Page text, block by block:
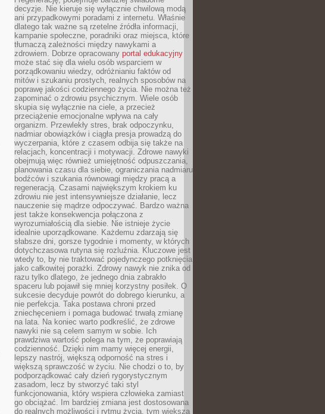
decyzje. Nie kieruje się wyłącznie chwilową modą
ani przypadkowymi poradami z internetu. Właśnie
dlatego tak ważne są rzetelne źródła informacji,
kampanie społeczne, poradniki oraz miejsca, które
tłumaczą zależności między nawykami a
zdrowiem. Dobrze opracowany portal edukacyjny
może stać się dla wielu osób wsparciem w
porządkowaniu wiedzy, odróżnianiu faktów od
mitów i szukaniu prostych, realnych sposobów na
poprawę jakości codziennego życia. Nie można też
zapominać o zdrowiu psychicznym. Wiele osób
skupia się wyłącznie na ciele, a przecież
przeciążenie emocjonalne wpływa na cały
organizm. Przewlekły stres, brak odpoczynku,
nadmiar obowiązków i ciągła presja prowadzą do
wyczerpania, które z czasem odbija się także na
relacjach, koncentracji i motywacji. Zdrowe nawyki
obejmują więc również umiejętność odpuszczania,
planowania czasu dla siebie, ograniczania nadmiaru
bodźców i szukania równowagi między pracą a
regeneracją. Czasami największym krokiem ku
zdrowiu nie jest intensywniejsze działanie, lecz
nauczenie się mądrze odpoczywać. Bardzo ważna
jest także konsekwencja połączona z
wyrozumiałością dla siebie. Nie istnieje życie
idealnie uporządkowane. Każdemu zdarzają się
słabsze dni, gorsze tygodnie i momenty, w których
dotychczasowa rutyna się rozluźnia. Kluczowe jest
wtedy to, by nie traktować pojedynczego potknięcia
jako całkowitej porażki. Zdrowy nawyk nie znika od
razu tylko dlatego, że jednego dnia zabrakło
spaceru lub pojawił się mniej korzystny posiłek. O
sukcesie decyduje powrót do dobrego kierunku, a
nie perfekcja. Taka postawa chroni przed
zniechęceniem i pomaga budować trwałą zmianę
na lata. Na koniec warto podkreślić, że zdrowe
nawyki nie są celem samym w sobie. Ich
prawdziwa wartość polega na tym, że poprawiają
codzienność. Dzięki nim mamy więcej energii,
lepszy nastrój, większą odporność na stres i
większą sprawczość w życiu. Nie chodzi o to, by
podporządkować cały dzień rygorystycznym
zasadom, lecz by stworzyć taki styl
funkcjonowania, który wspiera człowieka zamiast
go obciążać. Im bardziej zmiana jest dostosowana
do realnych możliwości i rytmu życia, tym większa